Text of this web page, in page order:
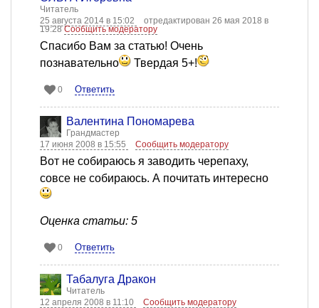
Читатель
25 августа 2014 в 15:02
отредактирован 26 мая 2018 в
19:28Сообщить модератору
Спасибо Вам за статью! Очень
познавательно
Твердая 5+!
0 Ответить
Валентина Пономарева
Грандмастер
17 июня 2008 в 15:55
Сообщить модератору
Вот не собираюсь я заводить черепаху,
совсе не собираюсь. А почитать интересно
Оценка статьи: 5
0 Ответить
Табалуга Дракон
Читатель
12 апреля 2008 в 11:10
Сообщить модератору